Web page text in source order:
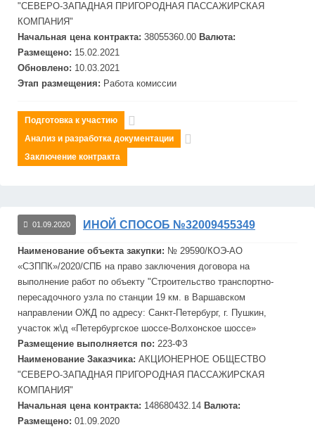
"СЕВЕРО-ЗАПАДНАЯ ПРИГОРОДНАЯ ПАССАЖИРСКАЯ
КОМПАНИЯ"
Начальная цена контракта: 38055360.00 Валюта:
Размещено: 15.02.2021
Обновлено: 10.03.2021
Этап размещения: Работа комиссии
Подготовка к участию
Анализ и разработка документации
Заключение контракта
01.09.2020 ИНОЙ СПОСОБ №32009455349
Наименование объекта закупки: № 29590/КОЭ-АО
«СЗПП К»/2020/СПБ на право заключения договора на
выполнение работ по объекту "Строительство транспортно-
пересадочного узла по станции 19 км. в Варшавском
направлении ОЖД по адресу: Санкт-Петербург, г. Пушкин,
участок ж\д «Петербургское шоссе-Волхонское шоссе»
Размещение выполняется по: 223-ФЗ
Наименование Заказчика: АКЦИОНЕРНОЕ ОБЩЕСТВО
"СЕВЕРО-ЗАПАДНАЯ ПРИГОРОДНАЯ ПАССАЖИРСКАЯ
КОМПАНИЯ"
Начальная цена контракта: 148680432.14 Валюта:
Размещено: 01.09.2020